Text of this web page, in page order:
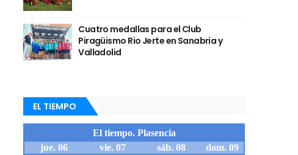
Cuatro medallas para el Club
Piragüismo Rio Jerte en Sanabria y
Valladolid
EL TIEMPO